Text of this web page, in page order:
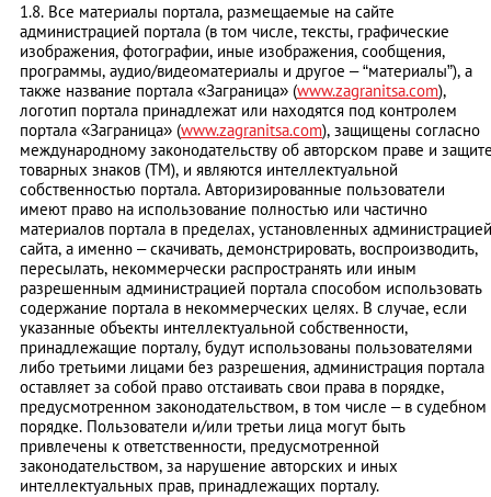
1.8. Все материалы портала, размещаемые на сайте
администрацией портала (в том числе, тексты, графические
изображения, фотографии, иные изображения, сообщения,
программы, аудио/видеоматериалы и другое – “материалы”), а
также название портала «Заграница» (www.zagranitsa.com),
логотип портала принадлежат или находятся под контролем
портала «Заграница» (www.zagranitsa.com), защищены согласно
международному законодательству об авторском праве и
товарных знаков (ТМ), и являются интеллектуальной
собственностью портала. Авторизированные пользователи
имеют право на использование полностью или частично
материалов портала в пределах, установленных администрацией
сайта, а именно – скачивать, демонстрировать, воспроизводить,
пересылать, некоммерчески распространять или иным
разрешенным администрацией портала способом использовать
содержание портала в некоммерческих целях. В случае, если
указанные объекты интеллектуальной собственности,
принадлежащие порталу, будут использованы пользователями
либо третьими лицами без разрешения, администрация портала
оставляет за собой право отстаивать свои права в порядке,
предусмотренном законодательством, в том числе – в судебном
порядке. Пользователи и/или третьи лица могут быть
привлечены к ответственности, предусмотренной
законодательством, за нарушение авторских и иных
интеллектуальных прав, принадлежащих порталу.